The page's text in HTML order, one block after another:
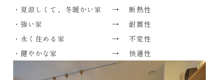
・夏涼しくて、冬暖かい家 → 断熱性
・強い家 → 耐震性
・永く住める家 → 不変性
・健やかな家 → 快適性